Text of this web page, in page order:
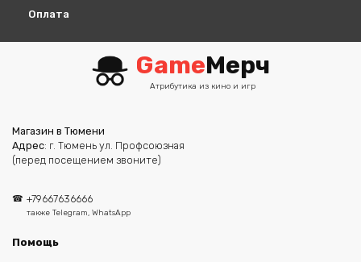
Оплата
GameМерч
Атрибутика из кино и игр
Магазин в Тюмени
Адрес: г. Тюмень ул. Профсоюзная
(перед посещением звоните)
+79667636666
также Telegram, WhatsApp
Помощь